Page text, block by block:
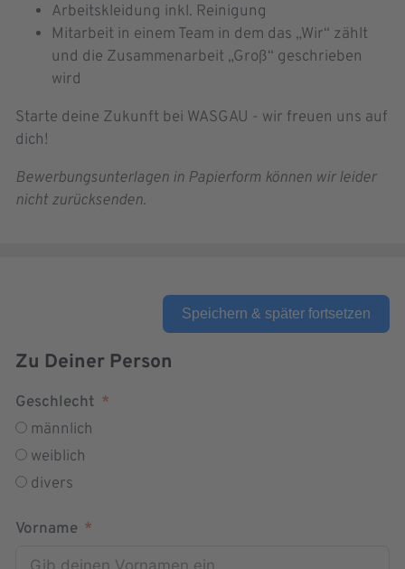
Arbeitskleidung inkl. Reinigung
Mitarbeit in einem Team in dem das „Wir“ zählt
und die Zusammenarbeit „Groß“ geschrieben
wird
Starte deine Zukunft bei WASGAU - wir freuen uns auf
dich!
Bewerbungsunterlagen in Papierform können wir leider
nicht zurücksenden.
Speichern & später fortsetzen
Zu Deiner Person
Geschlecht
männlich
weiblich
divers
Vorname